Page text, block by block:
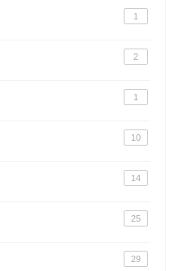
1
2
1
10
14
25
29